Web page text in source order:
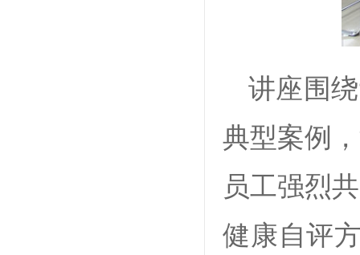
讲座围
典型案例
员工强烈
健康自评